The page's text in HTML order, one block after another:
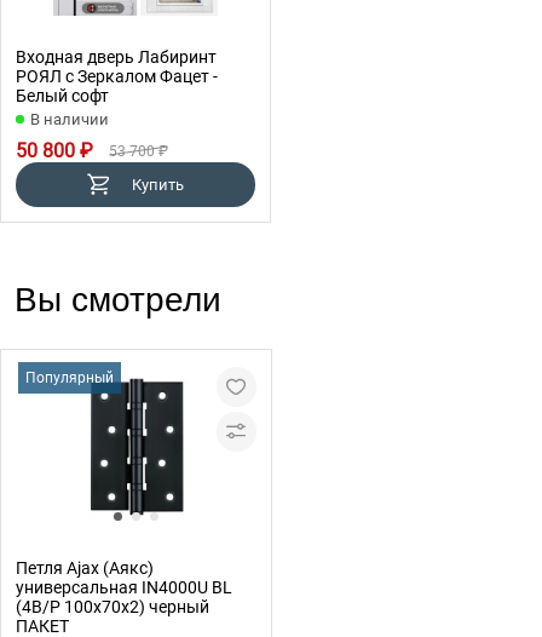
Входная дверь Лабиринт
РОЯЛ с Зеркалом Фацет -
Белый софт
В наличии
50 800 ₽ 53 700 ₽
Купить
Вы смотрели
Популярный
Петля Ajax (Аякс)
универсальная IN4000U BL
(4B/P 100x70x2) черный
ПАКЕТ